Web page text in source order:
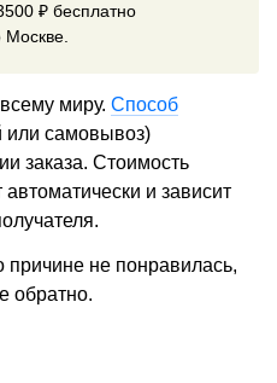
₽ бесплатно
миру. Способ
или самовывоз)
заказа. Стоимость
автоматически и зависит
причине не понравилась,
обратно.